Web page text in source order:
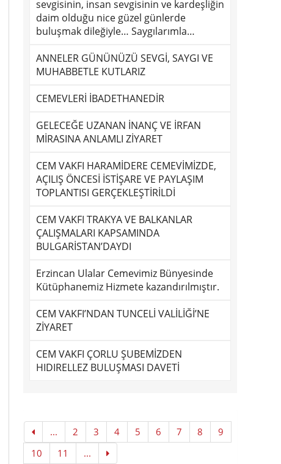
sevgisinin, insan sevgisinin ve kardeşliğin
daim olduğu nice güzel günlerde
buluşmak dileğiyle… Saygılarımla…
ANNELER GÜNÜNÜZÜ SEVGİ, SAYGI VE
MUHABBETLE KUTLARIZ
CEMEVLERİ İBADETHANEDİR
GELECEĞE UZANAN İNANÇ VE İRFAN
MİRASINA ANLAMLI ZİYARET
CEM VAKFI HARAMİDERE CEMEVİMİZDE,
AÇILIŞ ÖNCESİ İSTİŞARE VE PAYLAŞIM
TOPLANTISI GERÇEKLEŞTİRİLDİ
CEM VAKFI TRAKYA VE BALKANLAR
ÇALIŞMALARI KAPSAMINDA
BULGARİSTAN’DAYDI
Erzincan Ulalar Cemevimiz Bünyesinde
Kütüphanemiz Hizmete kazandırılmıştır.
CEM VAKFI’NDAN TUNCELİ VALİLİĞİ’NE
ZİYARET
CEM VAKFI ÇORLU ŞUBEMİZDEN
HIDIRELLEZ BULUŞMASI DAVETİ
... 2 3 4 5 6 7 8
9
10
11 ...